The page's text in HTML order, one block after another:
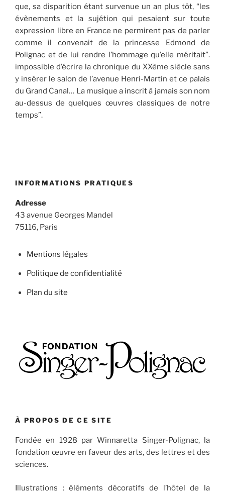
que, sa disparition étant survenue un an plus tôt, “les
évènements et la sujétion qui pesaient sur toute
expression libre en France ne permirent pas de parler
comme il convenait de la princesse Edmond de
Polignac et de lui rendre l’hommage qu’elle méritait”.
impossible d’écrire la chronique du XXème siècle sans
y insérer le salon de l’avenue Henri-Martin et ce palais
du Grand Canal… La musique a inscrit à jamais son nom
au-dessus de quelques œuvres classiques de notre
temps”.
INFORMATIONS PRATIQUES
Adresse
43 avenue Georges Mandel
75116, Paris
Mentions légales
Politique de confidentialité
Plan du site
À PROPOS DE CE SITE
Fondée en 1928 par Winnaretta Singer-Polignac, la
fondation œuvre en faveur des arts, des lettres et des
sciences.
Illustrations : éléments décoratifs de l’hôtel de la